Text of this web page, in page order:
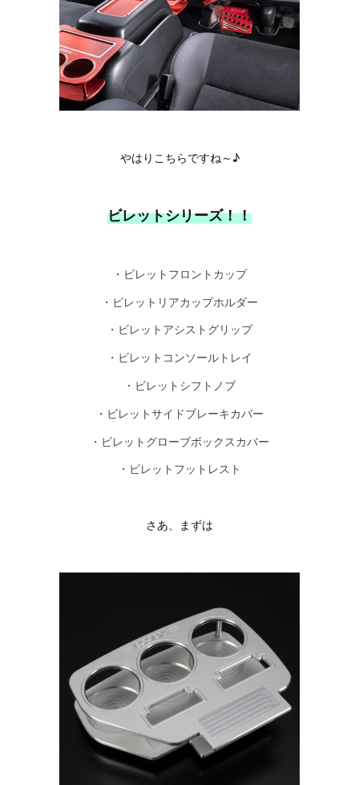
やはりこちらですね～♪
ビレットシリーズ！！
・ビレットフロントカップ
・ビレットリアカップホルダー
・ビレットアシストグリップ
・ビレットコンソールトレイ
・ビレットシフトノブ
・ビレットサイドブレーキカバー
・ビレットグローブボックスカバー
・ビレットフットレスト
さあ、まずは